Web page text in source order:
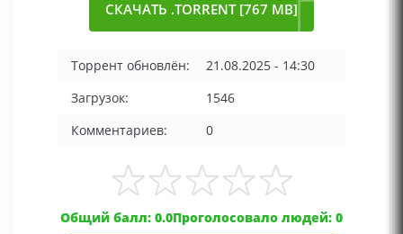
СКАЧАТЬ .TORRENT [767 MB]
Торрент обновлён:
21.08.2025 - 14:30
Загрузок:
1546
Комментариев:
0
Общий балл: 0.0Проголосовало людей: 0